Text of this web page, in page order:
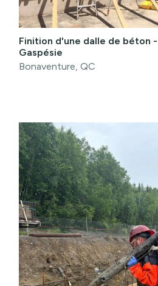
Finition d'une dalle de béton
Gaspésie
Bonaventure, QC